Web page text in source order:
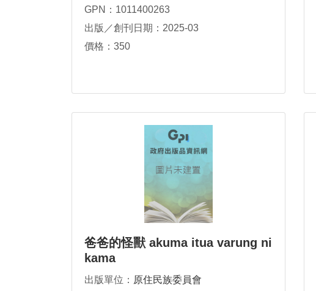
GPN：1011400263
出版／創刊日期：2025-03
價格：350
爸爸的怪獸 akuma itua varung ni
kama
出版單位： 原住民族委員會